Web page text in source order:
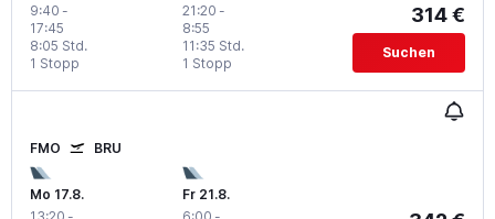
9:40 -
17:45
1 Stopp
8:05 Std.
21:20 -
8:55
1 Stopp
11:35 Std.
314 €
Suchen
FMO BRU
Mo 17.8.
Fr 21.8.